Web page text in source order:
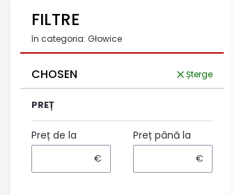
FILTRE
în categoria: Głowice
CHOSEN Șterge
PREȚ
Preț de la
€
Preț până la
€